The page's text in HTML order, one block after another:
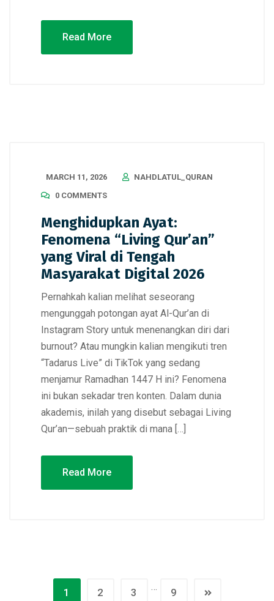
Read More
MARCH 11, 2026
NAHDLATUL_QURAN
0 COMMENTS
Menghidupkan Ayat:
Fenomena “Living Qur’an”
yang Viral di Tengah
Masyarakat Digital 2026
Pernahkah kalian melihat seseorang
mengunggah potongan ayat Al-Qur’an di
Instagram Story untuk menenangkan diri dari
burnout? Atau mungkin kalian mengikuti tren
“Tadarus Live” di TikTok yang sedang
menjamur Ramadhan 1447 H ini? Fenomena
ini bukan sekadar tren konten. Dalam dunia
akademis, inilah yang disebut sebagai Living
Qur’an—sebuah praktik di mana […]
Read More
1 2 3 … 9